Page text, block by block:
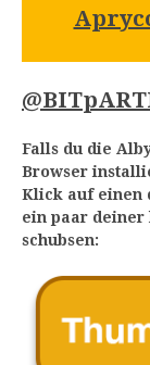
Falls du die
Browser
Klick auf einen
ein paar
schubsen: